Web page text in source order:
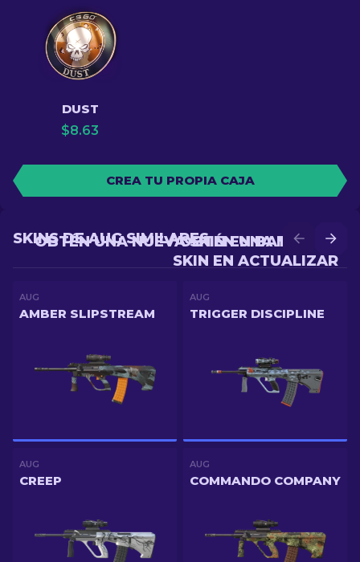
DUST
$8.63
CREA TU PROPIA CAJA
OBTÉN UNA MEJOR
SKIN EN ACTUALIZAR
OBTÉN UNA NUEVA SKIN EN BATALLA
SKINS DE AUG SIMILARES
AUG
AMBER SLIPSTREAM
AUG
TRIGGER DISCIPLINE
AUG
CREEP
AUG
COMMANDO COMPANY